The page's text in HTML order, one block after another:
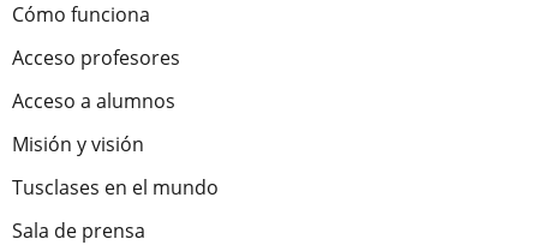
Cómo funciona
Acceso profesores
Acceso a alumnos
Misión y visión
Tusclases en el mundo
Sala de prensa